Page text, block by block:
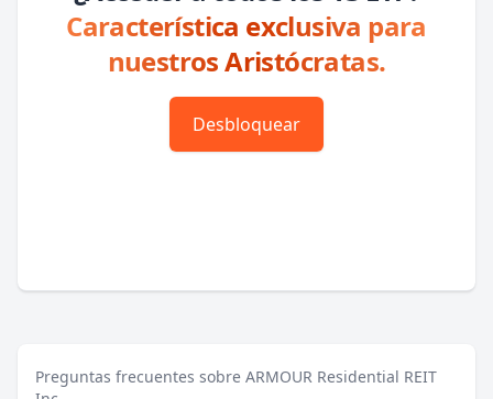
Característica exclusiva para
nuestros Aristócratas.
Desbloquear
Preguntas frecuentes sobre ARMOUR Residential REIT